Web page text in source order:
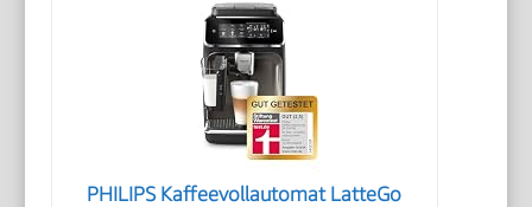
PHILIPS Kaffeevollautomat LatteGo